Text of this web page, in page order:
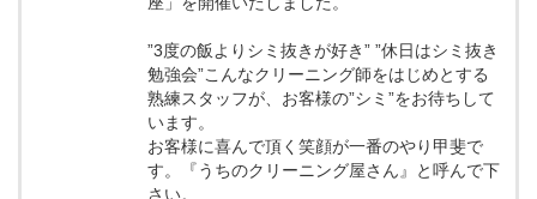
”3度の飯よりシミ抜きが好き” ”休日はシミ抜き
勉強会”こんなクリーニング師をはじめとする
熟練スタッフが、お客様の”シミ”をお待ちして
います。
お客様に喜んで頂く笑顔が一番のやり甲斐で
す。『うちのクリーニング屋さん』と呼んで下
さい。